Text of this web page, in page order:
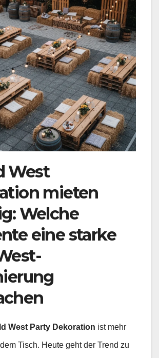
West
mieten
Welche
eine starke
West Party Dekoration ist mehr
Tisch. Heute geht der Trend zu